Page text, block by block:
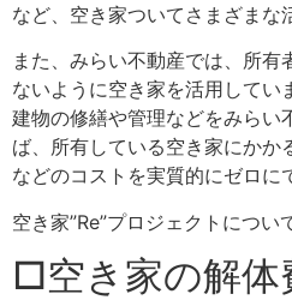
など、空き家ついてさまざまな
また、みらい不動産では、所有
ないように空き家を活用してい
建物の修繕や管理などをみらい
ば、所有している空き家にかか
などのコストを実質的にゼロに
空き家”Re”プロジェクトについ
□空き家の解体